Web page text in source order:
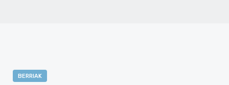
BERRIAK